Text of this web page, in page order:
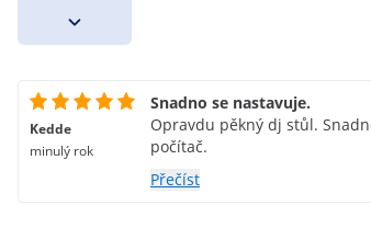
Kedde
minulý rok
Snadno se nastavuje.
Opravdu pěkný dj stůl.
počítač.
Přečíst